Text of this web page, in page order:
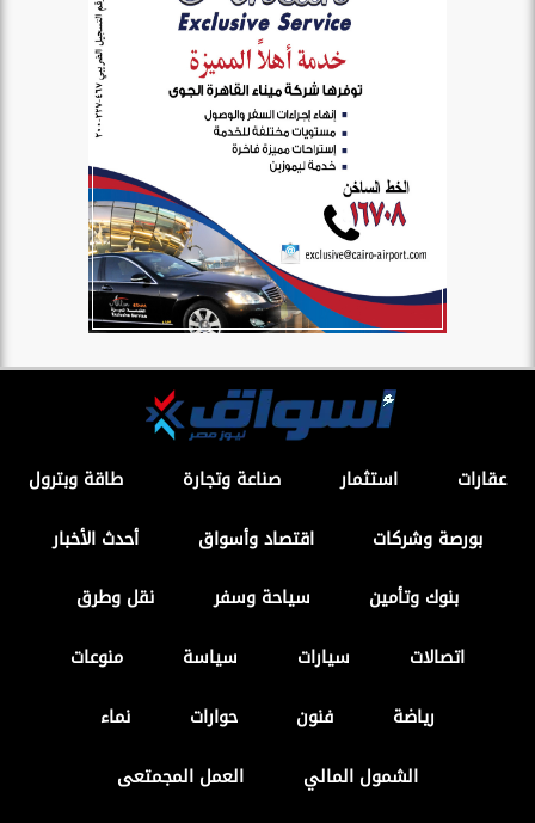
عقارات استثمار صناعة وتجارة
طاقة وبترول
بورصة وشركات
اقتصاد وأسواق
أحدث الأخبار
بنوك وتأمين
سياحة وسفر
نقل وطرق
اتصالات
سيارات سياسة
منوعات
رياضة
فنون حوارات
نماء
الشمول المالي
العمل المجمتعى